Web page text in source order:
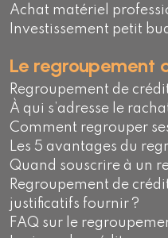
Achat matériel
Investissement petit
Le regroupement
Regroupement de
À qui s’adresse le
Comment regrouper
Les 5 avantages du
Quand souscrire à un
Regroupement de
justificatifs fournir ?
FAQ sur le